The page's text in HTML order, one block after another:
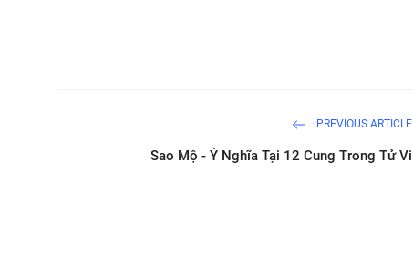
PREVIOUS ARTICLE
Sao Mộ - Ý Nghĩa Tại 12 Cung Trong Tử Vi